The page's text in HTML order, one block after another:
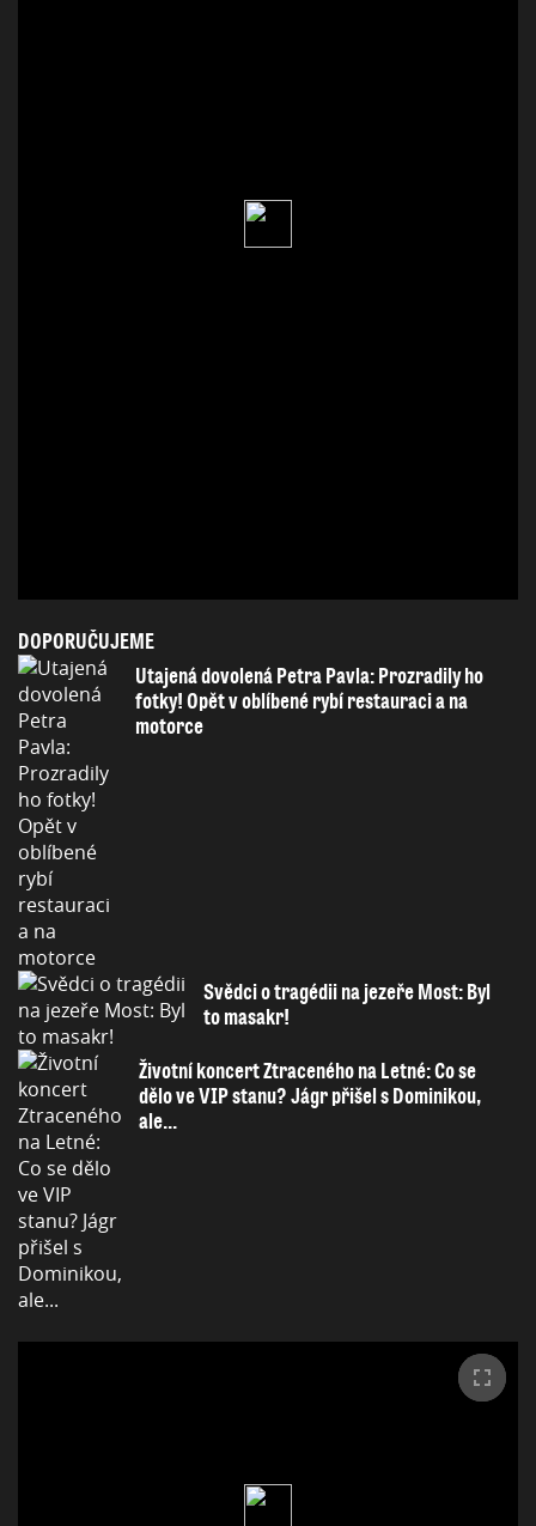
DOPORUČUJEME
Utajená dovolená Petra Pavla: Prozradily ho
fotky! Opět v oblíbené rybí restauraci a na
motorce
Svědci o tragédii na jezeře Most: Byl
to masakr!
Životní koncert Ztraceného na Letné: Co se
dělo ve VIP stanu? Jágr přišel s Dominikou,
ale...